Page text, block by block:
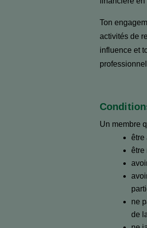
Ton
activités de
influence et
Un membre
être
être
ne
de